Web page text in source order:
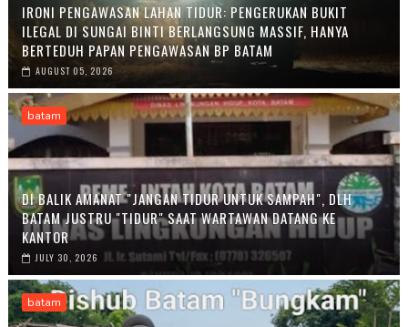
IRONI PENGAWASAN LAHAN TIDUR: PENGERUKAN BUKIT
ILEGAL DI SUNGAI BINTI BERLANGSUNG MASSIF, HANYA
BERTEDUH PAPAN PENGAWASAN BP BATAM
AUGUST 05, 2026
batam
DI BALIK AMANAT "JANGAN TIDUR UNTUK SAMPAH", DLH
BATAM JUSTRU "TIDUR" SAAT WARTAWAN DATANG KE
KANTOR
JULY 30, 2026
batam